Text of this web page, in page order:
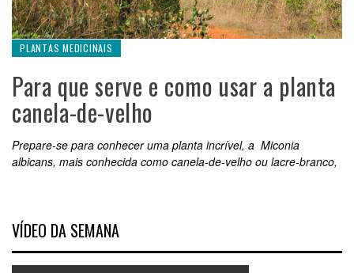
PLANTAS MEDICINAIS
Para que serve e como usar a planta
canela-de-velho
Prepare-se para conhecer uma planta incrível, a Miconia
albicans, mais conhecida como canela-de-velho ou lacre-branco,
VÍDEO DA SEMANA